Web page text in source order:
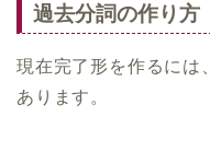
過去分詞の作り方
現在完了形を作るには、
あります。